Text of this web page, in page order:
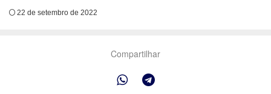
22 de setembro de 2022
Compartilhar